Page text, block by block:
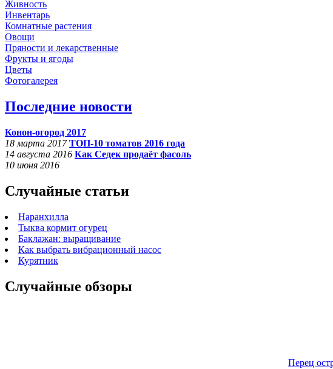
Живность
Инвентарь
Комнатные растения
Овощи
Пряности и лекарственные
Фрукты и ягоды
Цветы
Фотогалерея
Последние новости
Конон-огород 2017
18 марта 2017 ТОП-10 томатов 2016 года
14 августа 2016 Как Седек продаёт фасоль
10 июня 2016
Случайные статьи
Наранхилла
Тыква кормит огурец
Баклажан: выращивание
Как выбрать вибрационный насос
Курятник
Случайные обзоры
Перец